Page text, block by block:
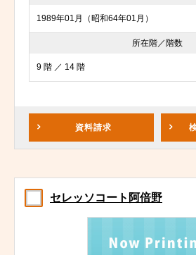
1989年01月（昭和64年01月）
所在階／階数
9 階 ／ 14 階
資料請求
セレッソコート阿倍野